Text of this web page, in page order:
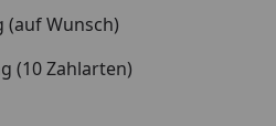
(auf Wunsch)
(10 Zahlarten)